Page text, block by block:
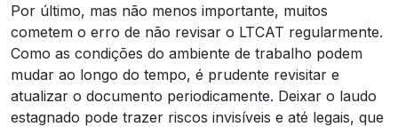
Por último, mas não menos importante, muitos
cometem o erro de não revisar o LTCAT regularmente.
Como as condições do ambiente de trabalho podem
mudar ao longo do tempo, é prudente revisitar e
atualizar o documento periodicamente. Deixar o laudo
estagnado pode trazer riscos invisíveis e até legais, que